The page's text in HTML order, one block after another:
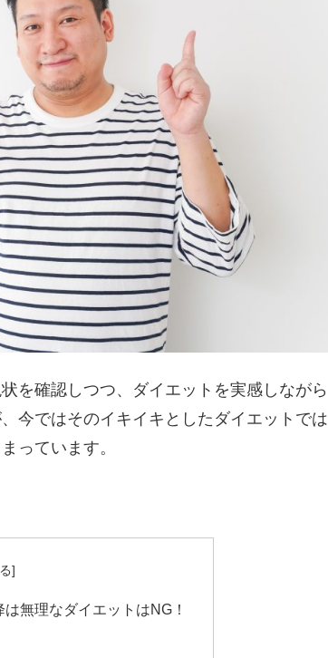
を確認しつつ、ダイエットを実感しながら
今ではそのイキイキとしたダイエットでは
っています。
無理なダイエットはNG！